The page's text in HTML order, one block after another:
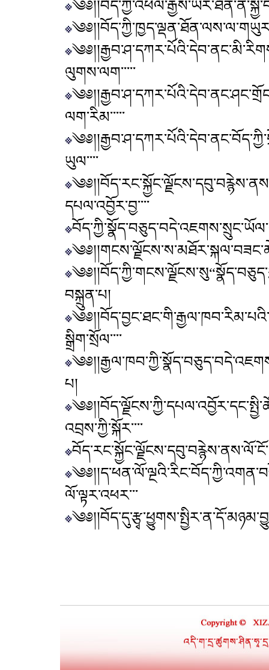
ལུགས་ལག་་་་་
ལག་རིམ་་་་་
ཡུལ་་་་
དཔལ་འབྱོར་བྱ་་་་
བསྐྲུན་པ།
སྒྲིག་སྲོལ་་་་
པ།
འབྲས་ཀྱི་སྐོར་་་་
ལོ་ལྟར་འཕར་་་